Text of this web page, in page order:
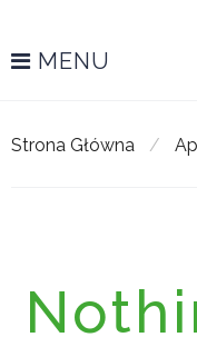
MENU
Strona Główna /